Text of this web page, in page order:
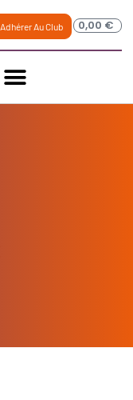
Adhérer Au Club 0,00 €